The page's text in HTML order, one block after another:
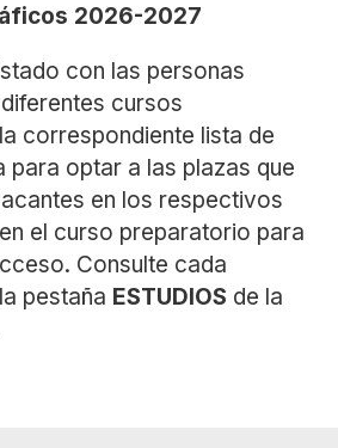
2026-2027
con las personas
cursos
correspondiente lista de
para optar a las plazas que
en los respectivos
el curso preparatorio para
Consulte cada
pestaña ESTUDIOS de la